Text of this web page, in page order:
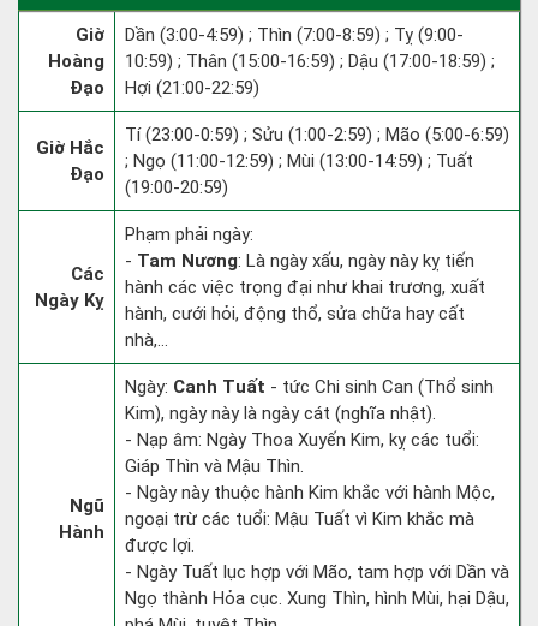
Giờ
Hoàng
Đạo
Dần (3:00-4:59) ; Thìn (7:00-8:59) ; Tỵ (9:00-
10:59) ; Thân (15:00-16:59) ; Dậu (17:00-18:59) ;
Hợi (21:00-22:59)
Giờ Hắc
Đạo
Tí (23:00-0:59) ; Sửu (1:00-2:59) ; Mão (5:00-6:59)
; Ngọ (11:00-12:59) ; Mùi (13:00-14:59) ; Tuất
(19:00-20:59)
Các
Ngày Kỵ
Phạm phải ngày:
- Tam Nương: Là ngày xấu, ngày này kỵ tiến
hành các việc trọng đại như khai trương, xuất
hành, cưới hỏi, động thổ, sửa chữa hay cất
nhà,...
Ngũ
Hành
Ngày: Canh Tuất - tức Chi sinh Can (Thổ sinh
Kim), ngày này là ngày cát (nghĩa nhật).
- Nạp âm: Ngày Thoa Xuyến Kim, kỵ các tuổi:
Giáp Thìn và Mậu Thìn.
- Ngày này thuộc hành Kim khắc với hành Mộc,
ngoại trừ các tuổi: Mậu Tuất vì Kim khắc mà
được lợi.
- Ngày Tuất lục hợp với Mão, tam hợp với Dần và
Ngọ thành Hỏa cục. Xung Thìn, hình Mùi, hại Dậu,